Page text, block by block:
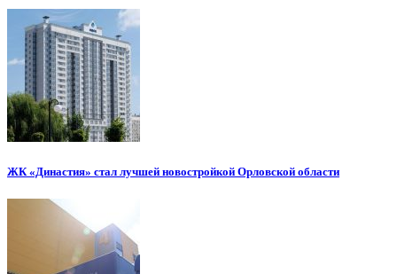
ЖК «Династия» стал лучшей новостройкой Орловской области